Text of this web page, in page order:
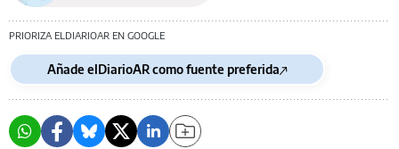
PRIORIZA ELDIARIOAR EN GOOGLE
Añade elDiarioAR como fuente preferida